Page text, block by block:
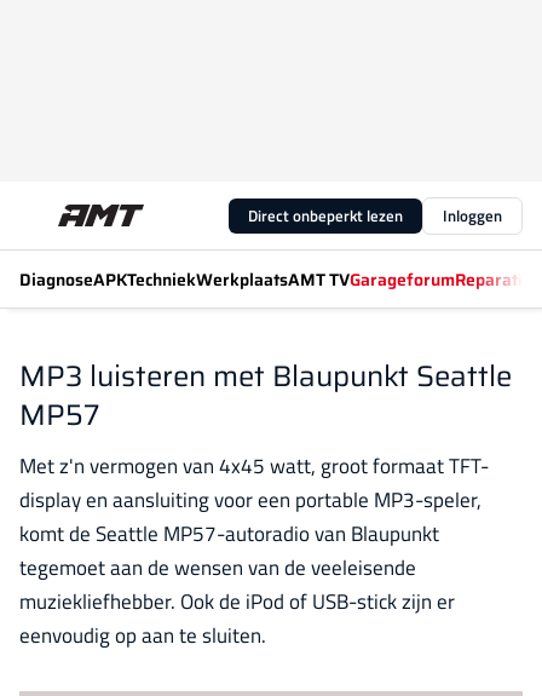
Direct onbeperkt lezen Inloggen
DiagnoseAPKTechniekWerkplaatsAMT TVGarageforum
MP3 luisteren met Blaupunkt Seattle
MP57
Met z'n vermogen van 4x45 watt, groot formaat TFT-
display en aansluiting voor een portable MP3-speler,
komt de Seattle MP57-autoradio van Blaupunkt
tegemoet aan de wensen van de veeleisende
muziekliefhebber. Ook de iPod of USB-stick zijn er
eenvoudig op aan te sluiten.